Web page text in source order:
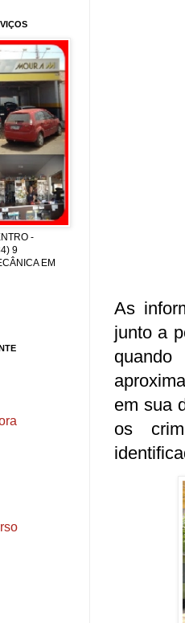
As
junto a
em sua
os
-
9
EM